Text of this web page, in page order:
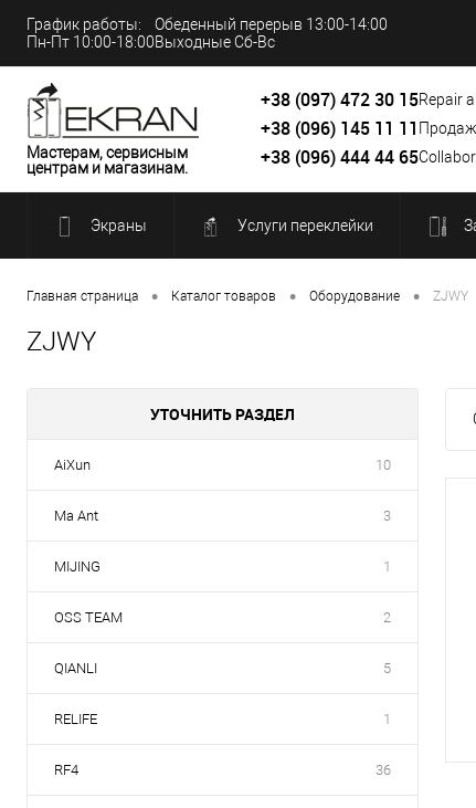
График работы:
Пн-Пт 10:00-18:00
Обеденный перерыв 13:00-14:00
Выходные Сб-Вс
Мастерам, сервисным
центрам и магазинам.
+38 (097) 472 30 15Repair
+38 (096) 145 11 11
+38 (096) 444 44 65
Экраны Услуги переклейки
Главная страница • Каталог товаров • Оборудование • ZJWY
ZJWY
УТОЧНИТЬ РАЗДЕЛ
AiXun 10
Ma Ant 3
MIJING 1
OSS TEAM 2
QIANLI 5
RELIFE 1
RF4 36